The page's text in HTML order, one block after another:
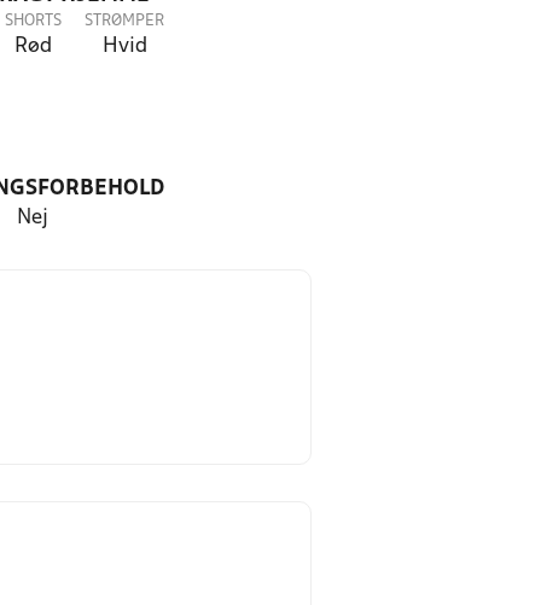
SHORTS
Rød
STRØMPER
Hvid
Nej